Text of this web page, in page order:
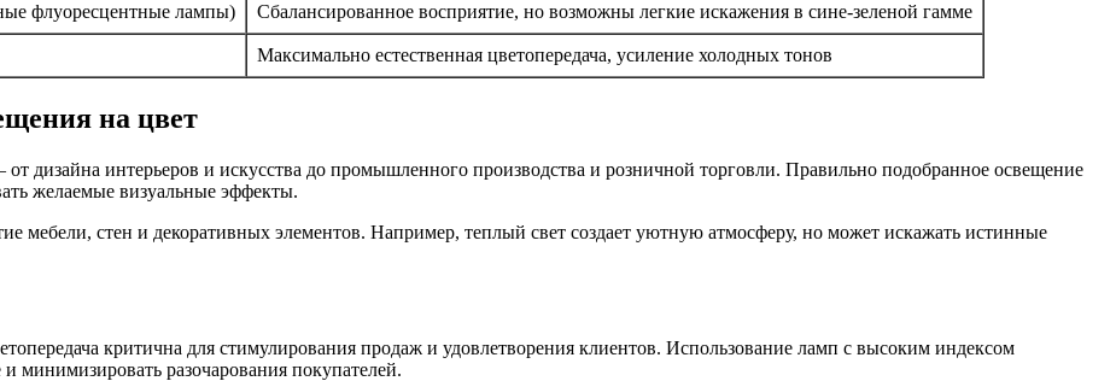
флуоресцентные лампы) Сбалансированное восприятие, но возможны легкие искажения в сине-зеленой гамме
Максимально естественная цветопередача, усиление холодных тонов
на цвет
дизайна интерьеров и искусства до промышленного производства и розничной торговли. Правильно подобранное освещение
желаемые визуальные эффекты.
мебели, стен и декоративных элементов. Например, теплый свет создает уютную атмосферу, но может искажать истинные
критична для стимулирования продаж и удовлетворения клиентов. Использование ламп с высоким индексом
минимизировать разочарования покупателей.